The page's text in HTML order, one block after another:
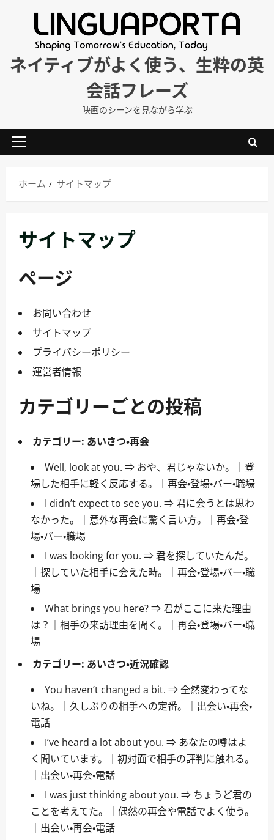
ネイティブがよく使う、生粋の英
会話フレーズ
映画のシーンを見ながら学ぶ
メ
ン
ー
ホーム サイトマップ
サイトマップ
ページ
お問い合わせ
サイトマップ
プライバシーポリシー
運営者情報
カテゴリーごとの投稿
カテゴリー: あいさつ・再会
Well, look at you. ⇒ おや、君じゃないか。｜登
場した相手に軽く反応する。｜再会・登場・バー・職場
I didn’t expect to see you. ⇒ 君に会うとは思わ
なかった。｜意外な再会に驚く言い方。｜再会・登
場・バー・職場
I was looking for you. ⇒ 君を探していたんだ。
｜探していた相手に会えた時。｜再会・登場・バー・職
場
What brings you here? ⇒ 君がここに来た理由
は？｜相手の来訪理由を聞く。｜再会・登場・バー・職
場
カテゴリー: あいさつ・近況確認
You haven’t changed a bit. ⇒ 全然変わってな
いね。｜久しぶりの相手への定番。｜出会い・再会・
電話
I’ve heard a lot about you. ⇒ あなたの噂はよ
く聞いています。｜初対面で相手の評判に触れる。
｜出会い・再会・電話
I was just thinking about you. ⇒ ちょうど君の
ことを考えてた。｜偶然の再会や電話でよく使う。
｜出会い・再会・電話